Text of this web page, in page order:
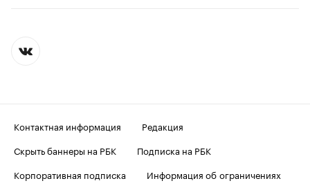
Контактная информация
Редакция
Скрыть баннеры на РБК
Подписка на РБК
Корпоративная подписка
Информация об ограничениях